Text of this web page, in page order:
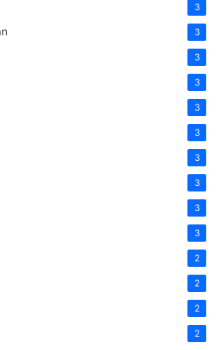
3
3
3
3
3
3
3
3
3
3
2
2
2
2